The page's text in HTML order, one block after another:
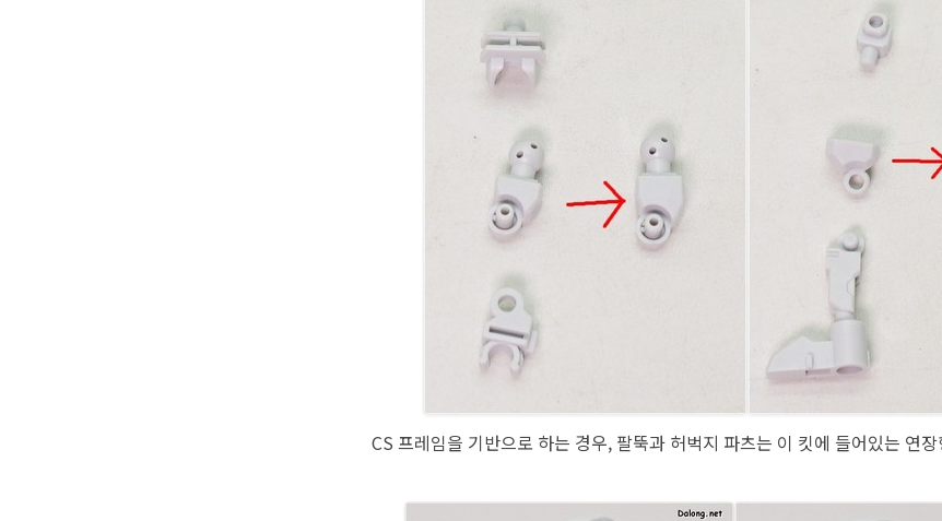
CS 프레임을 기반으로 하는 경우, 팔뚝과 허벅지 파츠는 이 킷에 들어있는 연